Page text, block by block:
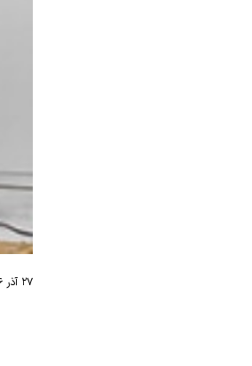
۲۷ آذر ۱۳۹۶